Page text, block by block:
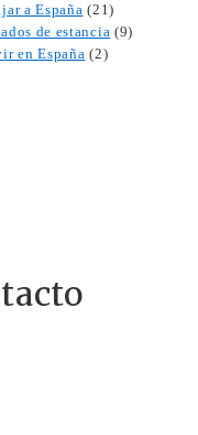
a España (21)
de estancia (9)
en España (2)